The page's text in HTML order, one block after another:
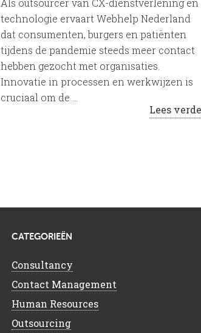
Als outsourcer van CX-dienstverlening en
technologie ervaart Webhelp Nederland
dat consumenten, burgers en patiënten
tijdens de pandemie steeds meer contact
hebben gezocht met organisaties.
Innovatie in processen en werkwijzen is
cruciaal om de …
Lees
CATEGORIEËN
Consultancy
Contact Management
Human Resources
Outsourcing